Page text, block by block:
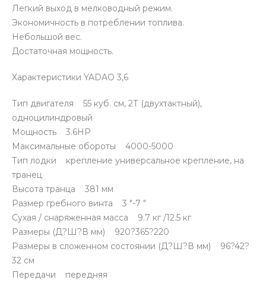
Легкий выход в мелководный режим.
Экономичность в потреблении топлива.
Небольшой вес.
Достаточная мощность.
Характеристики YADAO 3,6
Тип двигателя 55 куб. см, 2Т (двухтактный),
одноцилиндровый
Мощность 3.6HP
Максимальные обороты 4000-5000
Тип лодки крепление универсальное крепление, на
транец
Высота транца 381 мм
Размер гребного винта 3 "-7 "
Сухая / снаряженная масса 9.7 кг /12.5 кг
Размеры (Д?Ш?В мм) 920?365?220
Размеры в сложенном состоянии (Д?Ш?В мм) 96?42?
32 см
Передачи передняя